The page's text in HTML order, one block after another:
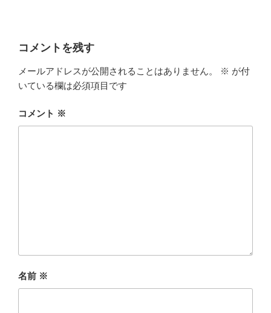
コメントを残す
メールアドレスが公開されることはありません。 ※ が付
いている欄は必須項目です
コメント ※
名前 ※